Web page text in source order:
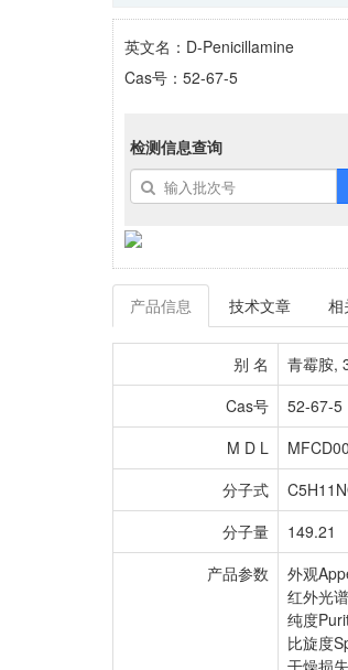
英文名：D-Penicillamine
Cas号：52-67-5
检测信息查询
产品信息 技术文章 相
别 名
青霉胺,
Cas号
52-67-5
M D L
分子式
分子量
149.21
产品参数
外观
红外光
纯度
比旋度
干燥损